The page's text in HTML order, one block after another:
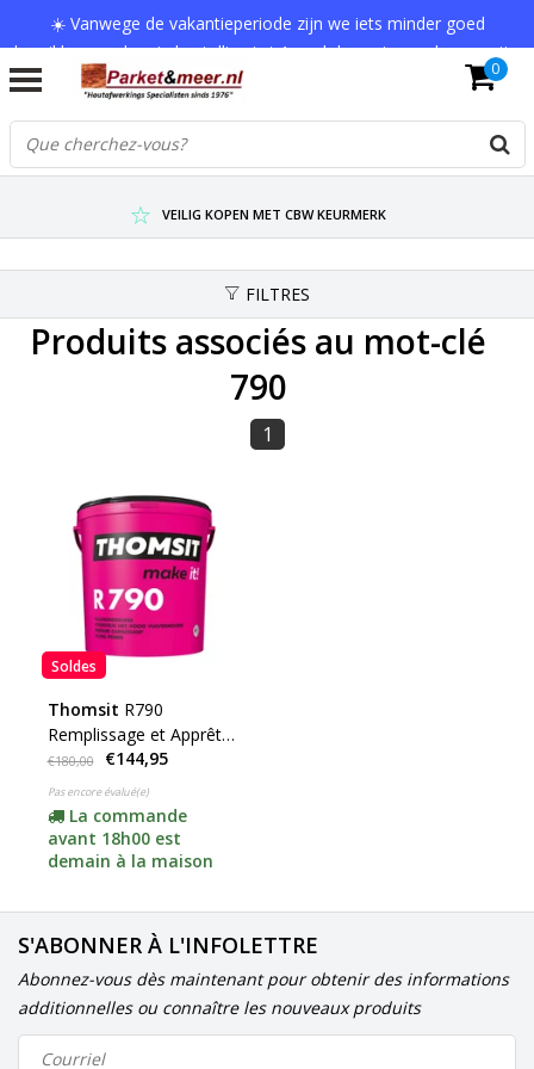
☀️ Vanwege de vakantieperiode zijn we iets minder goed
bereikbaar en kan je bestelling tot 1 werkdag extra onderweg zijn.
Bedankt voor je begrip!
VERZENDKOSTEN € 7,95 (GRATIS VA €75,-)
SCHERPSTE PRIJZEN TOT WEL 75% KORTING !
VEILIG KOPEN MET CBW KEURMERK
0
FILTRES
Produits associés au mot-clé
790
1
Soldes
Thomsit R790
Remplissage et Apprêt
14kg
€180,00 €144,95
Pas encore évalué(e)
La commande
avant 18h00 est
demain à la maison
S'ABONNER À L'INFOLETTRE
Abonnez-vous dès maintenant pour obtenir des informations
additionnelles ou connaître les nouveaux produits